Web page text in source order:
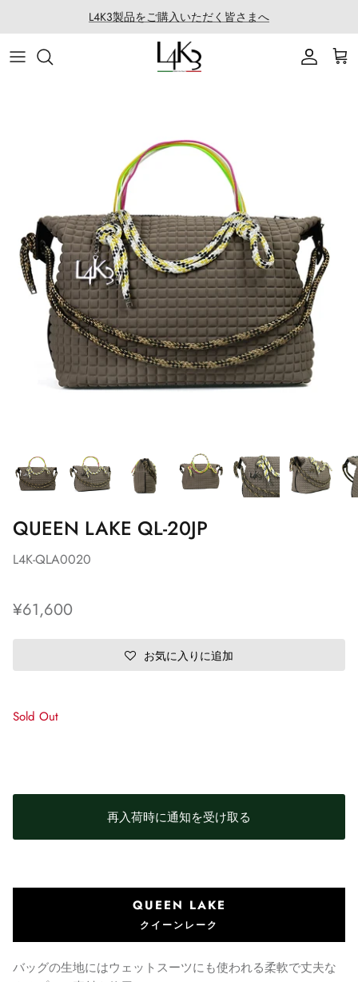
ッ
プ
L4K3製品をご購入いただく皆さまへ
ITEM
COLLABORATION
GOLF
OTHER
STORY
COATING SERVICE
MACARON series
BACK PACK series
SECCHIELLO series
About LABORATORIO
QUEEN LAKE QL-20JP
L4K-QLA0020
¥61,600
お気に入りに追加
Sold Out
再入荷時に通知を受け取る
QUEEN LAKE
クイーンレーク
バッグの生地にはウェットスーツにも使われる柔軟で丈夫な